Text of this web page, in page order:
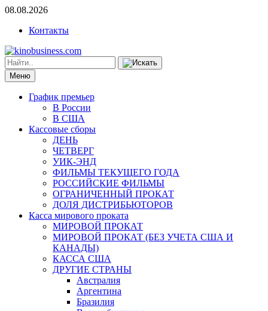
08.08.2026
Контакты
Меню
График премьер
В России
В США
Кассовые сборы
ДЕНЬ
ЧЕТВЕРГ
УИК-ЭНД
ФИЛЬМЫ ТЕКУЩЕГО ГОДА
РОССИЙСКИЕ ФИЛЬМЫ
ОГРАНИЧЕННЫЙ ПРОКАТ
ДОЛЯ ДИСТРИБЬЮТОРОВ
Касса мирового проката
МИРОВОЙ ПРОКАТ
МИРОВОЙ ПРОКАТ (БЕЗ УЧЕТА США И
КАНАДЫ)
КАССА США
ДРУГИЕ СТРАНЫ
Австралия
Аргентина
Бразилия